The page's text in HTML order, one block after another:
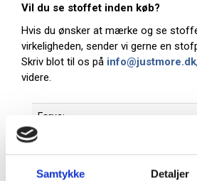
Samtykke Detaljer
Vil du se stoffet inden køb?
Hvis du ønsker at mærke og se
virkeligheden, sender vi gerne en
Skriv blot til os på info@justmore.dk
videre.
Farve:
Producent: